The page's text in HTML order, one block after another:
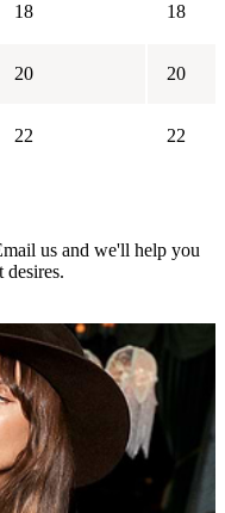
18 18
20 20
22 22
us and we'll help you